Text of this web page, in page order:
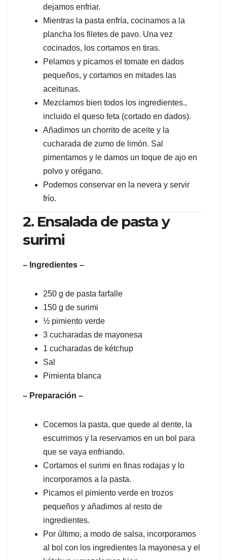
dejamos enfriar.
Mientras la pasta enfría, cocinamos a la
plancha los filetes de pavo. Una vez
cocinados, los cortamos en tiras.
Pelamos y picamos el tomate en dados
pequeños, y cortamos en mitades las
aceitunas.
Mezclamos bien todos los ingredientes.,
incluido el queso feta (cortado en dados).
Añadimos un chorrito de aceite y la
cucharada de zumo de limón. Sal
pimentamos y le damos un toque de ajo en
polvo y orégano.
Podemos conservar en la nevera y servir
frío.
2. Ensalada de pasta y
surimi
– Ingredientes –
250 g de pasta farfalle
150 g de surimi
½ pimiento verde
3 cucharadas de mayonesa
1 cucharadas de kétchup
Sal
Pimienta blanca
– Preparación –
Cocemos la pasta, que quede al dente, la
escurrimos y la reservamos en un bol para
que se vaya enfriando.
Cortamos el surimi en finas rodajas y lo
incorporamos a la pasta.
Picamos el pimiento verde en trozos
pequeños y añadimos al resto de
ingredientes.
Por último, a modo de salsa, incorporamos
al bol con los ingredientes la mayonesa y el